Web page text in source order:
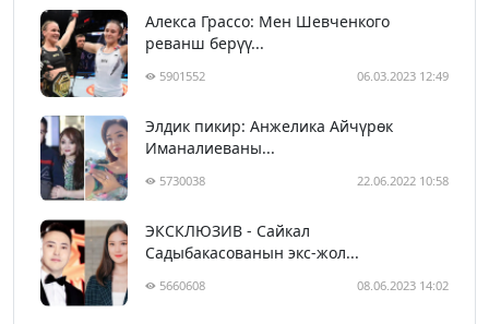
Алекса Грассо: Мен Шевченкого
реванш берүү...
5901552 06.03.2023 12:49
Элдик пикир: Анжелика Айчүрөк
Иманалиеваны...
5730038 22.06.2022 10:58
ЭКСКЛЮЗИВ - Сайкал
Садыбакасованын экс-жол...
5660608 08.06.2023 14:02